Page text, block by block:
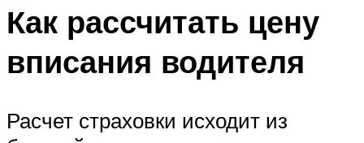
Как рассчитать цену
вписания водителя
Расчет страховки исходит из